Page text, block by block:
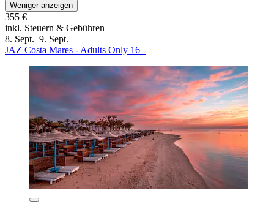
Weniger anzeigen
355 €
inkl. Steuern & Gebühren
8. Sept.–9. Sept.
JAZ Costa Mares - Adults Only 16+